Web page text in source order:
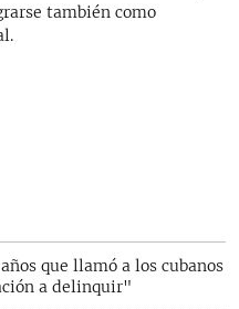
también como
que llamó a los cubanos
a delinquir"